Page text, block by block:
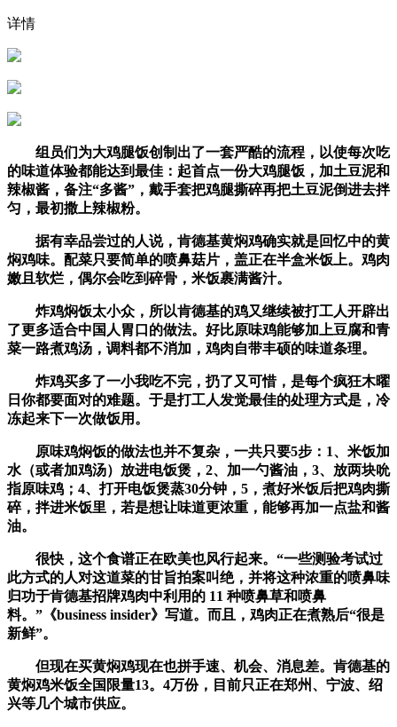
详情
组员们为大鸡腿饭创制出了一套严酷的流程，以使每次吃
的味道体验都能达到最佳：起首点一份大鸡腿饭，加土豆泥和
辣椒酱，备注“多酱”，戴手套把鸡腿撕碎再把土豆泥倒进去拌
匀，最初撒上辣椒粉。
据有幸品尝过的人说，肯德基黄焖鸡确实就是回忆中的黄
焖鸡味。配菜只要简单的喷鼻菇片，盖正在半盒米饭上。鸡肉
嫩且软烂，偶尔会吃到碎骨，米饭裹满酱汁。
炸鸡焖饭太小众，所以肯德基的鸡又继续被打工人开辟出
了更多适合中国人胃口的做法。好比原味鸡能够加上豆腐和青
菜一路煮鸡汤，调料都不消加，鸡肉自带丰硕的味道条理。
炸鸡买多了一小我吃不完，扔了又可惜，是每个疯狂木曜
日你都要面对的难题。于是打工人发觉最佳的处理方式是，冷
冻起来下一次做饭用。
原味鸡焖饭的做法也并不复杂，一共只要5步：1、米饭加
水（或者加鸡汤）放进电饭煲，2、加一勺酱油，3、放两块吮
指原味鸡；4、打开电饭煲蒸30分钟，5，煮好米饭后把鸡肉撕
碎，拌进米饭里，若是想让味道更浓重，能够再加一点盐和酱
油。
很快，这个食谱正在欧美也风行起来。“一些测验考试过
此方式的人对这道菜的甘旨拍案叫绝，并将这种浓重的喷鼻味
归功于肯德基招牌鸡肉中利用的 11 种喷鼻草和喷鼻
料。”《business insider》写道。而且，鸡肉正在煮熟后“很是
新鲜”。
但现在买黄焖鸡现在也拼手速、机会、消息差。肯德基的
黄焖鸡米饭全国限量13。4万份，目前只正在郑州、宁波、绍
兴等几个城市供应。